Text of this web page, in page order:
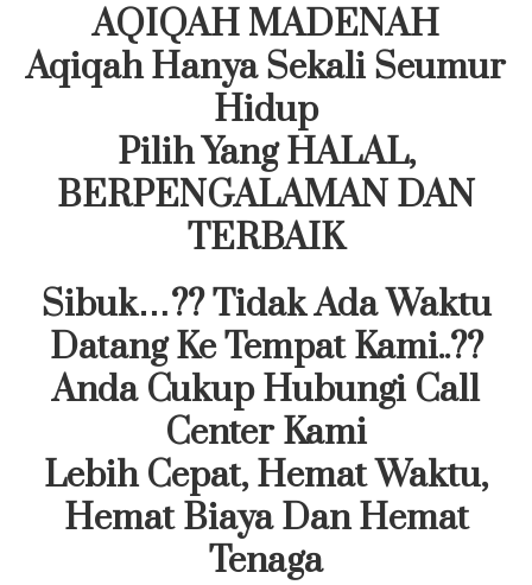
AQIQAH MADENAH
Aqiqah Hanya Sekali Seumur
Hidup
Pilih Yang HALAL,
BERPENGALAMAN DAN
TERBAIK
Sibuk…?? Tidak Ada Waktu
Datang Ke Tempat Kami..??
Anda Cukup Hubungi Call
Center Kami
Lebih Cepat, Hemat Waktu,
Hemat Biaya Dan Hemat
Tenaga